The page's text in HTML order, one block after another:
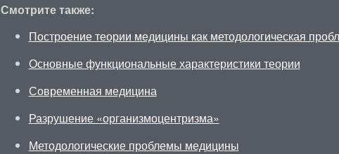
Смотрите также:
Построение теории медицины как методологическая
Основные функциональные характеристики теории
Современная медицина
Разрушение «организмоцентризма»
Методологические проблемы медицины